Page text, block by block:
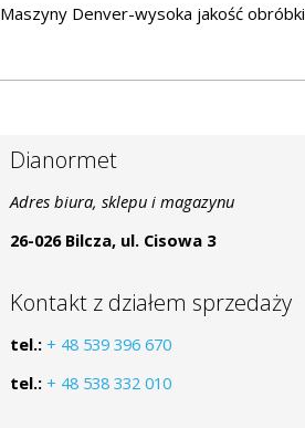
Maszyny Denver-wysoka jakość obróbki
Dianormet
Adres biura, sklepu i magazynu
26-026 Bilcza, ul. Cisowa 3
Kontakt z działem sprzedaży
tel.: + 48 539 396 670
tel.: + 48 538 332 010